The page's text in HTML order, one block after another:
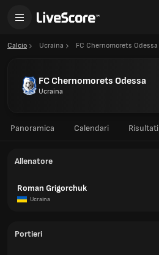
Calcio Ucraina FC Chernomorets Odessa
FC Chernomorets Odessa
Ucraina
Panoramica Calendari Risultati
Allenatore
Roman Grigorchuk
Ucraina
Portieri